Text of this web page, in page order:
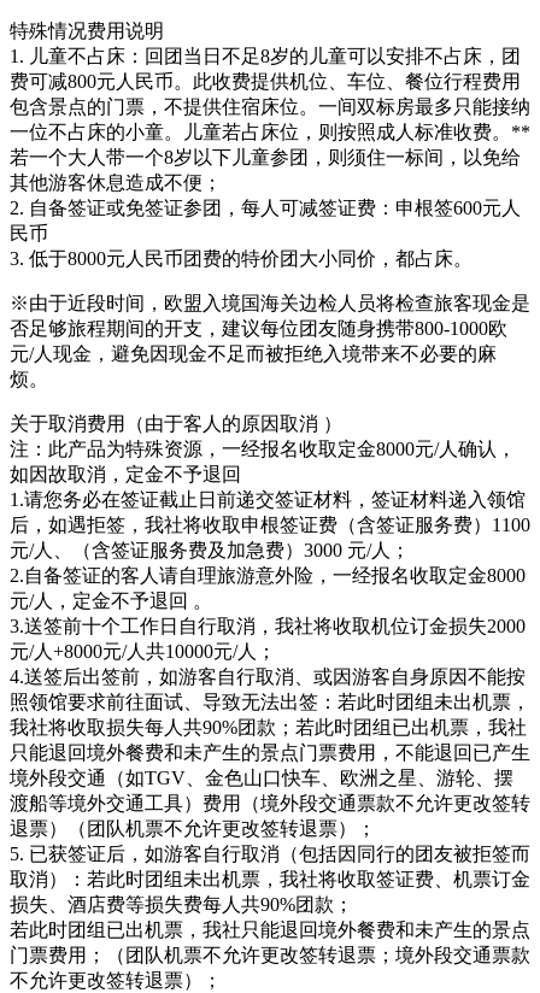
特殊情况费用说明
1. 儿童不占床：回团当日不足8岁的儿童可以安排不占床，团
费可减800元人民币。此收费提供机位、车位、餐位行程费用
包含景点的门票，不提供住宿床位。一间双标房最多只能接纳
一位不占床的小童。儿童若占床位，则按照成人标准收费。**
若一个大人带一个8岁以下儿童参团，则须住一标间，以免给
其他游客休息造成不便；
2. 自备签证或免签证参团，每人可减签证费：申根签600元人
民币
3. 低于8000元人民币团费的特价团大小同价，都占床。
※由于近段时间，欧盟入境国海关边检人员将检查旅客现金是
否足够旅程期间的开支，建议每位团友随身携带800-1000欧
元/人现金，避免因现金不足而被拒绝入境带来不必要的麻
烦。
关于取消费用（由于客人的原因取消 ）
注：此产品为特殊资源，一经报名收取定金8000元/人确认，
如因故取消，定金不予退回
1.请您务必在签证截止日前递交签证材料，签证材料递入领馆
后，如遇拒签，我社将收取申根签证费（含签证服务费）1100
元/人、（含签证服务费及加急费）3000 元/人；
2.自备签证的客人请自理旅游意外险，一经报名收取定金8000
元/人，定金不予退回 。
3.送签前十个工作日自行取消，我社将收取机位订金损失2000
元/人+8000元/人共10000元/人；
4.送签后出签前，如游客自行取消、或因游客自身原因不能按
照领馆要求前往面试、导致无法出签：若此时团组未出机票，
我社将收取损失每人共90%团款；若此时团组已出机票，我社
只能退回境外餐费和未产生的景点门票费用，不能退回已产生
境外段交通（如TGV、金色山口快车、欧洲之星、游轮、摆
渡船等境外交通工具）费用（境外段交通票款不允许更改签转
退票）（团队机票不允许更改签转退票）；
5. 已获签证后，如游客自行取消（包括因同行的团友被拒签而
取消）：若此时团组未出机票，我社将收取签证费、机票订金
损失、酒店费等损失费每人共90%团款；
若此时团组已出机票，我社只能退回境外餐费和未产生的景点
门票费用；（团队机票不允许更改签转退票；境外段交通票款
不允许更改签转退票）；